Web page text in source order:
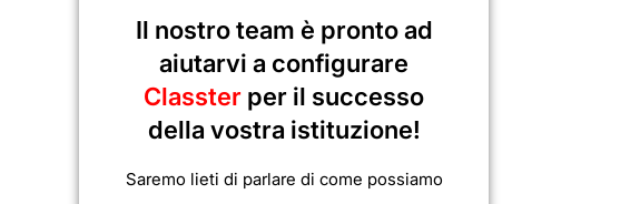
Il nostro team è pronto ad
aiutarvi a configurare
Classter per il successo
della vostra istituzione!
Saremo lieti di parlare di come possiamo